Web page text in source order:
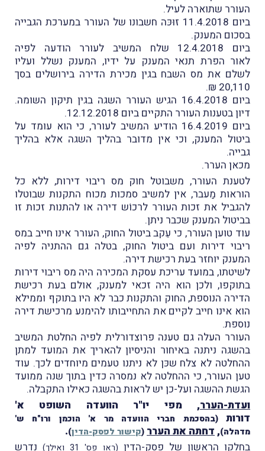
העורר שתוארה לעיל.
ביום 11.4.2018 זוּכּה חשבונו של העורר במערכת הגבייה
בסכום המענק.
ביום 12.4.2018 שלח המשיב לעורר הודעה לפיה
לאור הפרת תנאי המענק על ידיו, המענק נשלל ועליו
לשלם את מס השבח בגין מכירת הדירה בירושלים בסך
20,110 ₪.
ביום 16.4.2018 הגיש העורר השגה בגין תיקון השומה.
דיון בטענות העורר התקיים ביום 12.12.2018.
ביום 16.4.2019 הודיע המשיב לעורר, כי הוא עומד על
ביטול המענק, וכי אין מדובר בהליך השגה אלא בהליך
גבייה.
מכאן הערר.
לטענת העורר, משבוטל חוק מס ריבוי דירות, ללא כל
הוראות מַעבר, אין למשיב סמכות מכוח התקנות שבוטלו
להגביל את זכות העורר לרכוֹש דירה או להתנות זכות זו
בביטול המענק שכבר ניתן.
עוד טוען העורר, כי עֵקב ביטול החוק, העורר אינו חייב במס
ריבוי דירות ועם ביטול החוק, בטלה גם ההתניה לפיה
המענק יוחזר בעת רכישת דירה.
לשיטתו, במועד עריכת עסקת המכירה היה מס ריבוי דירות
בתוקפו, ולכן הוא היה זכאי למענק, אולם בעת רכישת
הדירה הנוספת, החוק והתקנות כבר לא היו בתוקף וממילא
הוא אינו חייב לקיים את התחייבותו להימנע מרכישת דירה
נוספת.
העורר העלה גם טענה פרוצדורלית לפיה החלטת המשיב
בהשגה ניתנה באיחור והניסיון להאריך את המועד למתן
ההחלטה לא צלח שכּן לא ניתנו טעמים מיוחדים לכך. עוד
טען העורר, כי ההחלטה לא נמסרה כדין בתוך שנה ממועד
הגשת ההשגה ועל-כן יש לראות בהשגה כאילו התקבלה.
ועדת-הערר, מפי יו"ר הוועדה השופט א'
דורות(בהסכמת חברי הוועדה מר א' הוכמן ורו"ח ש'
מדהלה),דחתה את הערר(קישור לפסק-הדין)
.
בחלקו הראשון של פסק-הדין (ראו פס' 31 ואילך)
נדרש